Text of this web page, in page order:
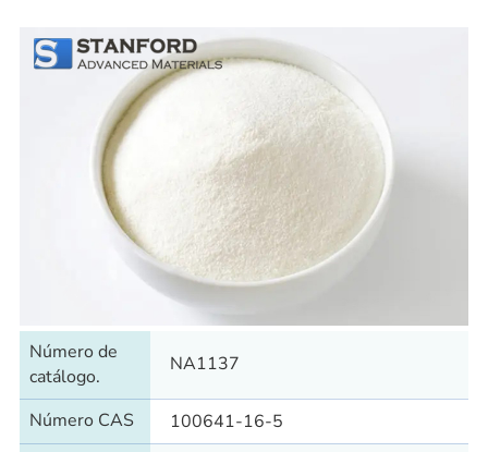
Número de
catálogo.
NA1137
Número CAS
100641-16-5